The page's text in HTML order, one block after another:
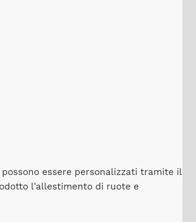
essere personalizzati tramite il
l'allestimento di ruote e